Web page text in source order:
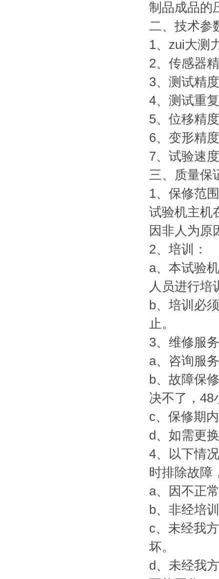
制品成品的
二、技术参
1、zui大测
2、传感器
3、测试精
4、测试重
5、位移精
6、变形精
7、试验速
三、质量保
1、保修范
试验机主机
因非人为原
2、培训：
a、本试验
人员进行培
b、培训必
止。
3、维修服
a、咨询服
b、故障保
决不了，48
c、保修期
d、如需更
4、以下情
时排除故障
a、因不正
b、非经培
c、未经我
坏。
d、未经我